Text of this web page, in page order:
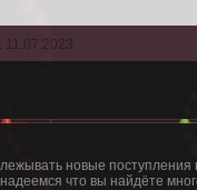
11.07.2023
новые
что вы найдёте